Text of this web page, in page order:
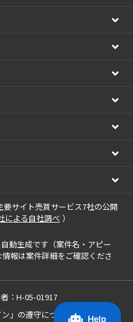
サイト売買サービス7社の公開
による自社調べ ）
動生成です（案件名・アピー
報は案件詳細をご確認くださ
：H-05-01917
」の遵守について